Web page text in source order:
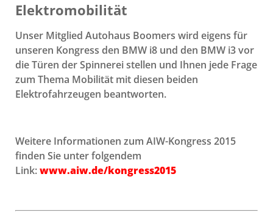
Elektromobilität
Unser Mitglied Autohaus Boomers wird eigens für
unseren Kongress den BMW i8 und den BMW i3 vor
die Türen der Spinnerei stellen und Ihnen jede Frage
zum Thema Mobilität mit diesen beiden
Elektrofahrzeugen beantworten.
Weitere Informationen zum AIW-Kongress 2015
finden Sie unter folgendem
Link:www.aiw.de/kongress2015